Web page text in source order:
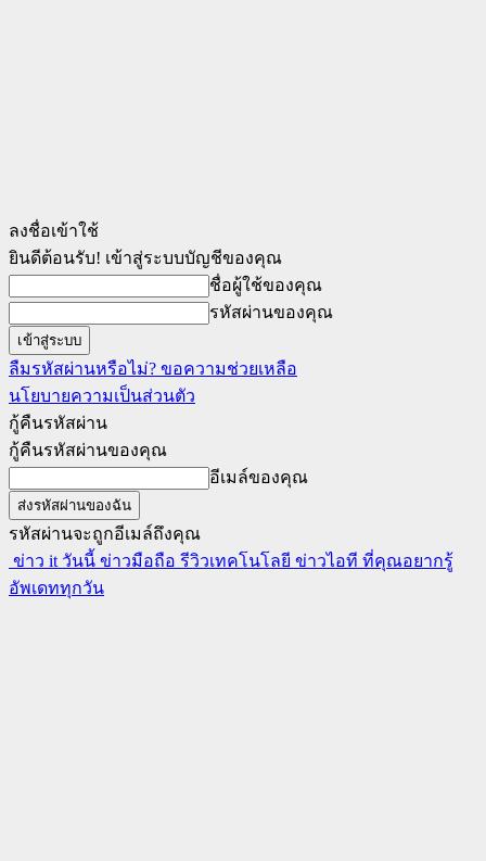
ลงชื่อเข้าใช้
ยินดีต้อนรับ! เข้าสู่ระบบบัญชีของคุณ
ชื่อผู้ใช้ของคุณ
รหัสผ่านของคุณ
ลืมรหัสผ่านหรือไม่? ขอความช่วยเหลือ
นโยบายความเป็นส่วนตัว
กู้คืนรหัสผ่าน
กู้คืนรหัสผ่านของคุณ
อีเมล์ของคุณ
รหัสผ่านจะถูกอีเมล์ถึงคุณ
ข่าว it วันนี้ ข่าวมือถือ รีวิวเทคโนโลยี ข่าวไอที ที่คุณอยากรู้
อัพเดททุกวัน